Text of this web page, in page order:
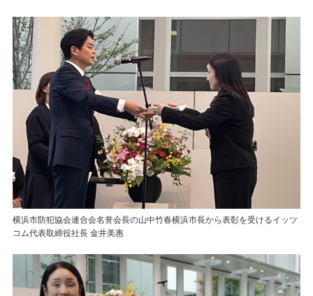
横浜市防犯協会連合会名誉会長の山中竹春横浜市長から表彰を受けるイッツ
コム代表取締役社長 金井美惠